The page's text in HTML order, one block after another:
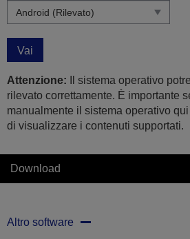
Vai
Attenzione: Il sistema operativo
rilevato correttamente. È importante
manualmente il sistema operativo
di visualizzare i contenuti supportati.
Download
Altro software